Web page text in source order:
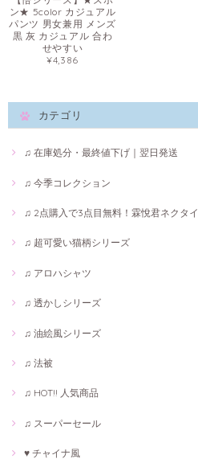
ン★ 5color カジュアル
パンツ 男女兼用 メンズ
黒 灰 カジュアル 合わ
せやすい
¥4,386
カテゴリ
♫ 在庫処分・最終値下げ｜翌日発送
♫ 今季コレクション
♫ 2点購入で3点目無料！霖悅君ネクタイ
♫ 超可愛い猫柄シリーズ
♫ アロハシャツ
♫ 透かしシリーズ
♫ 油絵風シリーズ
♫ 法被
♫ HOT!! 人気商品
♫ スーパーセール
♥ チャイナ風